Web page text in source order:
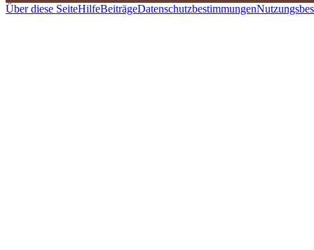
Über diese SeiteHilfeBeiträgeDatenschutzbestimmungen